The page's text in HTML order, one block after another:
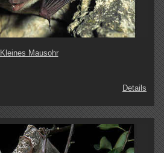
Kleines Mausohr
Details